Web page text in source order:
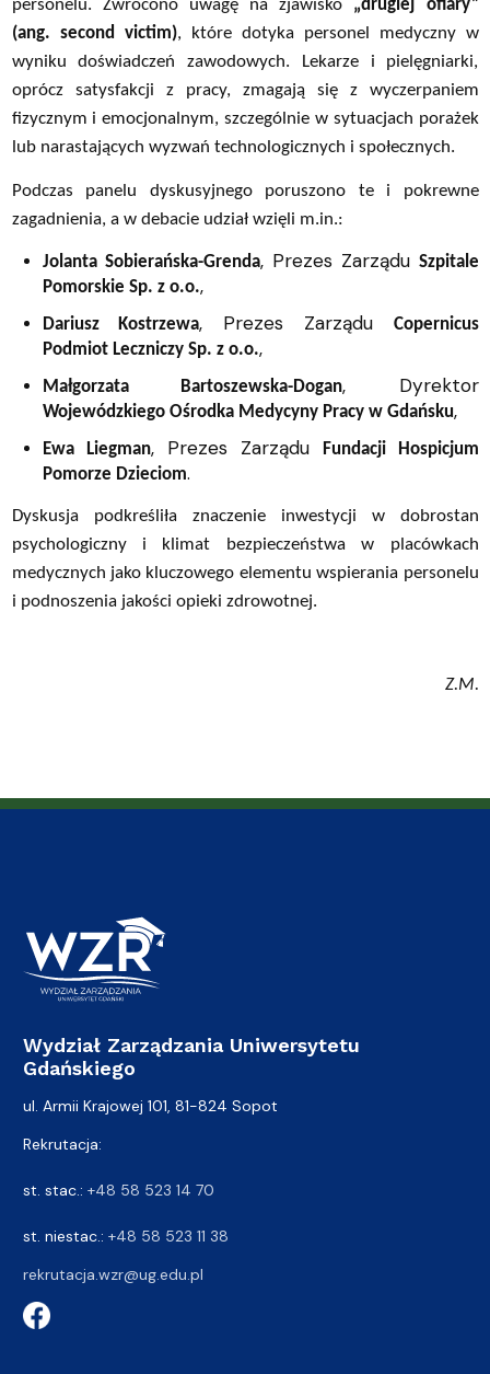
personelu. Zwrócono uwagę na zjawisko „drugiej ofiary”
(ang. second victim), które dotyka personel medyczny w
wyniku doświadczeń zawodowych. Lekarze i pielęgniarki,
oprócz satysfakcji z pracy, zmagają się z wyczerpaniem
fizycznym i emocjonalnym, szczególnie w sytuacjach porażek
lub narastających wyzwań technologicznych i społecznych.
Podczas panelu dyskusyjnego poruszono te i pokrewne
zagadnienia, a w debacie udział wzięli m.in.:
Jolanta Sobierańska-Grenda, Prezes Zarządu Szpitale
Pomorskie Sp. z o.o.,
Dariusz Kostrzewa, Prezes Zarządu
Copernicus
Podmiot Leczniczy Sp. z o.o.,
Małgorzata Bartoszewska-Dogan, Dyrektor
Wojewódzkiego Ośrodka Medycyny Pracy w Gdańsku,
Ewa Liegman, Prezes Zarządu
Fundacji Hospicjum
Pomorze Dzieciom.
Dyskusja podkreśliła znaczenie inwestycji w dobrostan
psychologiczny i klimat bezpieczeństwa w placówkach
medycznych jako kluczowego elementu wspierania personelu
i podnoszenia jakości opieki zdrowotnej.
Z.M.
Wydział Zarządzania Uniwersytetu
Gdańskiego
ul. Armii Krajowej 101, 81-824 Sopot
Rekrutacja:
st. stac.: +48 58 523 14 70
st. niestac.: +48 58 523 11 38
rekrutacja.wzr@ug.edu.pl